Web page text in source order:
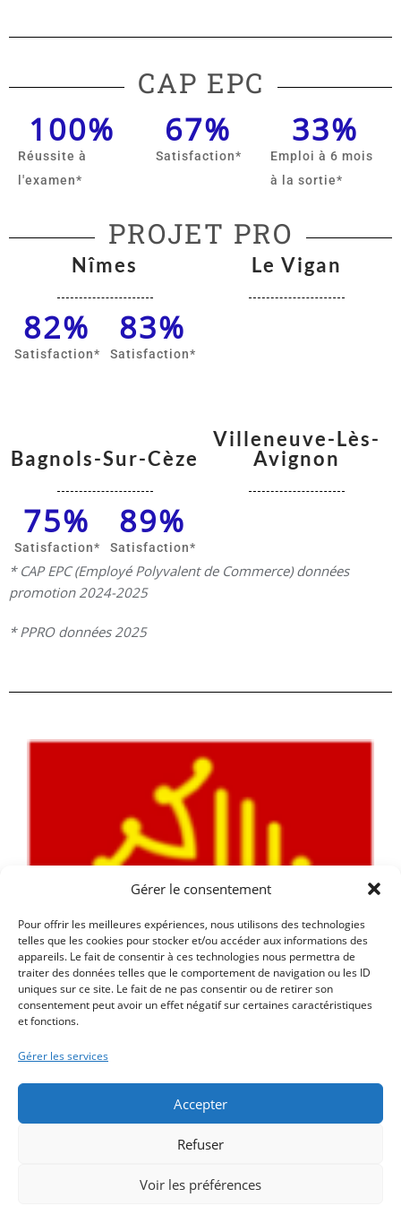
Gérer le consentement
Pour offrir les meilleures expériences, nous utilisons des technologies
telles que les cookies pour stocker et/ou accéder aux informations des
appareils. Le fait de consentir à ces technologies nous permettra de
traiter des données telles que le comportement de navigation ou les ID
uniques sur ce site. Le fait de ne pas consentir ou de retirer son
consentement peut avoir un effet négatif sur certaines caractéristiques
et fonctions.
Gérer les services
Accepter
Refuser
Voir les préférences
CAP EPC
Réussite à
l'examen*
100%
Satisfaction*
67%
Emploi à 6 mois
à la sortie*
33%
PROJET PRO
Nîmes Le Vigan
Satisfaction​*
82%
Satisfaction​*
83%
Bagnols-Sur-Cèze
Villeneuve-Lès-
Avignon
Satisfaction​*
75%
Satisfaction​*
89%
* CAP EPC (Employé Polyvalent de Commerce) données
promotion 2024-2025
* PPRO données 2025
Evolution professionnelle